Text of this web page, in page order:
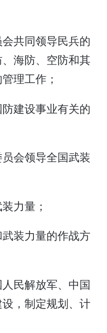
会共同领导民兵的
海防、空防和其
理工作；
防建设事业有关的
会领导全国武装
力量；
武装力量的作战方
人民解放军、中国
，制定规划、计